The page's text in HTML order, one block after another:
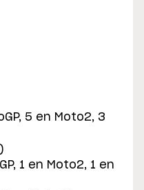
5 en Moto2, 3
1 en Moto2, 1 en